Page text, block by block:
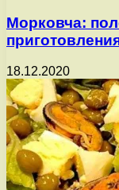
Морковча:
18.12.2020